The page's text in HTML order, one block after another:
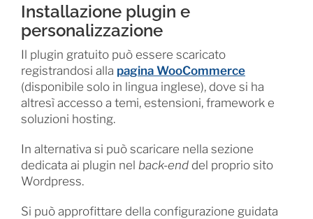
Installazione plugin e
personalizzazione
Il plugin gratuito può essere scaricato
registrandosi alla pagina WooCommerce
(disponibile solo in lingua inglese), dove si ha
altresì accesso a temi, estensioni, framework e
soluzioni hosting.
In alternativa si può scaricare nella sezione
dedicata ai plugin nel back-enddel proprio sito
Wordpress.
Si può approfittare della configurazione guidata